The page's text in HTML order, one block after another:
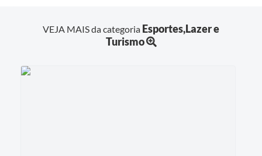
VEJA MAIS da categoria Esportes,Lazer e
Turismo